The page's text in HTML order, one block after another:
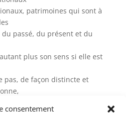
consentement
patrimoines qui sont à
passé, du présent et du
plus son sens si elle est
pas, de façon distincte et
lesquels je vis aura